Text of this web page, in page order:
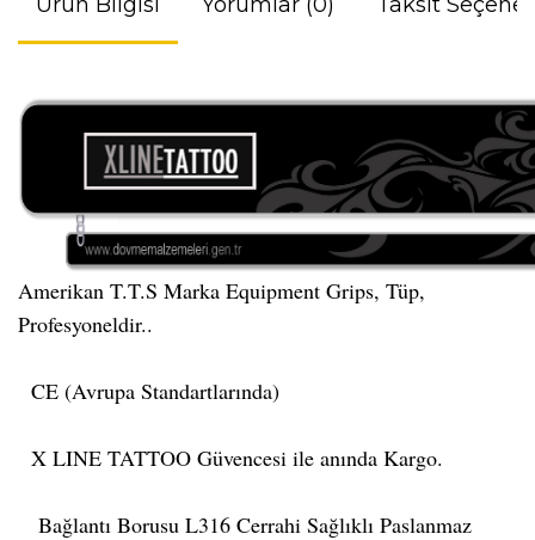
Amerikan T.T.S Marka Equipment Grips, Tüp,
Profesyoneldir..
CE (Avrupa Standartlarında)
X LINE TATTOO Güvencesi ile anında Kargo.
Bağlantı Borusu L316 Cerrahi Sağlıklı Paslanmaz